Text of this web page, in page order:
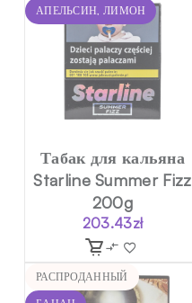
АПЕЛЬСИН, ЛИМОН
Табак для кальяна
Starline Summer Fizz
200g
203.43zł
РАСПРОДАННЫЙ